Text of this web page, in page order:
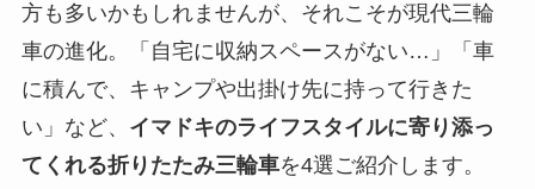
方も多いかもしれませんが、それこそが現代三輪
車の進化。「自宅に収納スペースがない…」「車
に積んで、キャンプや出掛け先に持って行きた
い」など、 イマドキのライフスタイルに寄り添っ
てくれる折りたたみ三輪車を4選ご紹介します。